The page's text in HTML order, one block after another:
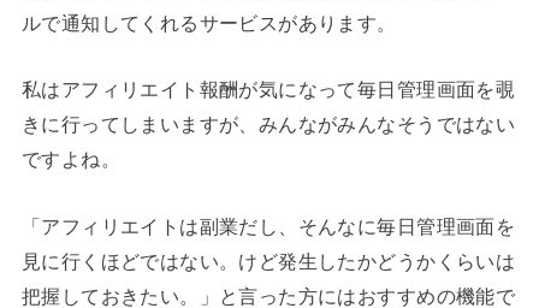
ルで通知してくれるサービスがあります。
私はアフィリエイト報酬が気になって毎日管理画面を覗
きに行ってしまいますが、みんながみんなそうではない
ですよね。
「アフィリエイトは副業だし、そんなに毎日管理画面を
見に行くほどではない。けど発生したかどうかくらいは
把握しておきたい。」と言った方にはおすすめの機能で